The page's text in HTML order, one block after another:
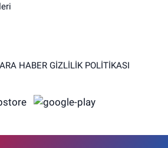
HABER GİZLİLİK POLİTİKASI